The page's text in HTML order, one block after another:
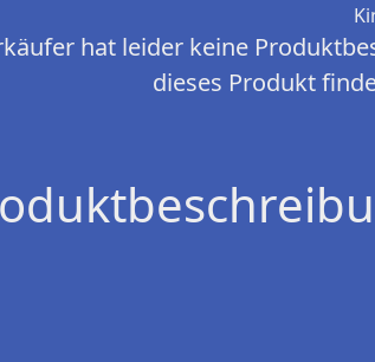
hat leider keine
dieses Produkt